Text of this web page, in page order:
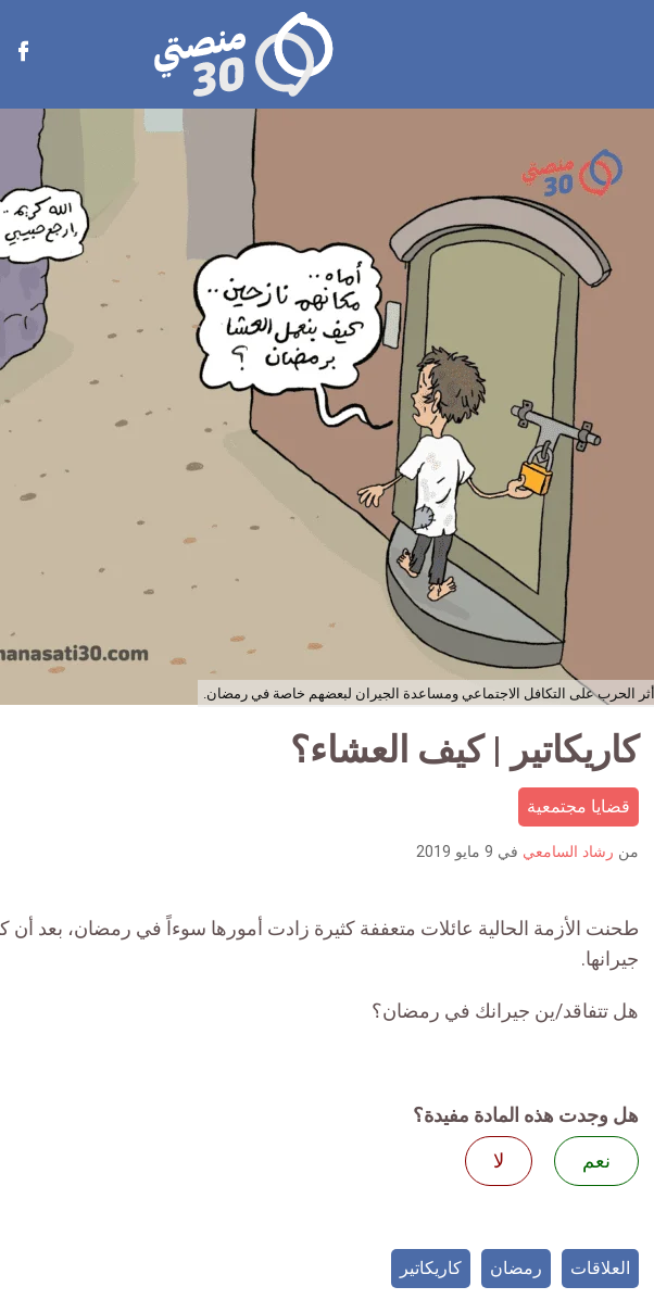
منصتي
30
أثر الحرب على التكافل الاجتماعي ومساعدة الجيران لبعضهم خاصة في رمضان.
كاريكاتير | كيف العشاء؟
قضايا مجتمعية
من رشاد السامعي في 9 مايو 2019
طحنت الأزمة الحالية عائلات متعففة كثيرة زادت أمورها سوءاً في رمضان، بعد أن
جيرانها.
هل تتفاقد/ين جيرانك في رمضان؟
هل وجدت هذه المادة مفيدة؟
نعم
لا
العلاقات رمضان كاريكاتير